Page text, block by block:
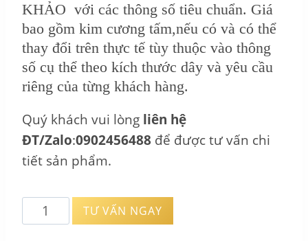
KHẢO với các thông số tiêu chuẩn. Giá
bao gồm kim cương tấm,nếu có và có thể
thay đổi trên thực tế tùy thuộc vào thông
số cụ thể theo kích thước dây và yêu cầu
riêng của từng khách hàng.
Quý khách vui lòng liên hệ
ĐT/Zalo:0902456488 để được tư vấn chi
tiết sản phẩm.
Bông
Xoàn
TƯ VẤN NGAY